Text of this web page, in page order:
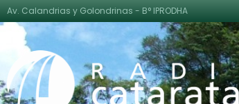
Av. Calandrias y Golondrinas - B° IPRODHA